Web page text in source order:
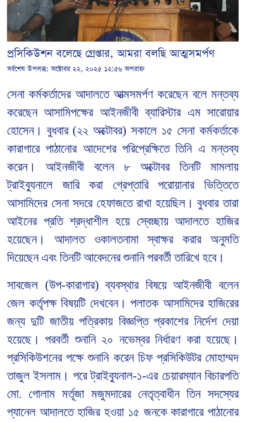
প্রসিকিউশন বলেছে গ্রেপ্তার, আমরা বলছি আত্মসমর্পণ
সর্বশেষ উপলব্ধ:অক্টোবর ২২, ২০২৫ ১২:৫৬ অপরাহ্ন
সেনা কর্মকর্তাদের আদালতে আত্মসমর্পণ করেছেন বলে মন্তব্য
করেছেন আসামিপক্ষের আইনজীবী ব্যারিস্টার এম সারোয়ার
হোসেন। বুধবার (২২ অক্টোবর) সকালে ১৫ সেনা কর্মকর্তাকে
কারাগারে পাঠানোর আদেশের পরিপ্রেক্ষিতে তিনি এ মন্তব্য
করেন। আইনজীবী বলেন ৮ অক্টোবর তিনটি মামলায়
ট্রাইব্যুনালে জারি করা গ্রেপ্তারি পরোয়ানার ভিত্তিতে
আসামিদের সেনা সদরে হেফাজতে রাখা হয়েছিল। বুধবার তারা
আইনের প্রতি শ্রদ্ধাশীল হয়ে স্বেচ্ছায় আদালতে হাজির
হয়েছেন। আদালত ওকালতনামা স্বাক্ষর করার অনুমতি
দিয়েছেন এবং তিনটি আবেদনের শুনানি পরবর্তী তারিখে হবে।
সাবজেল (উপ-কারাগার) ব্যবস্থার বিষয়ে আইনজীবী বলেন
জেল কর্তৃপক্ষ বিষয়টি দেখবেন। পলাতক আসামিদের হাজিরের
জন্য দুটি জাতীয় পত্রিকায় বিজ্ঞপ্তি প্রকাশের নির্দেশ দেয়া
হয়েছে। পরবর্তী শুনানি ২০ নভেম্বর নির্ধারণ করা হয়েছে।
প্রসিকিউশনের পক্ষে শুনানি করেন চিফ প্রসিকিউটর মোহাম্মদ
তাজুল ইসলাম। পরে ট্রাইব্যুনাল-১-এর চেয়ারম্যান বিচারপতি
মো. গোলাম মর্তূজা মজুমদারের নেতৃত্বাধীন তিন সদস্যের
প্যানেল আদালতে হাজির হওয়া ১৫ জনকে কারাগারে পাঠানোর